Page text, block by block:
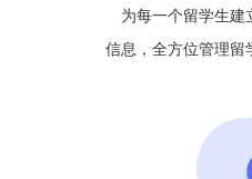
为每一个留学生建
信息， 全方位管理留